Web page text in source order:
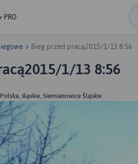
PRO
Bieg przed pracą2015/1/13 8:56
1/13 8:56
Polska, śląskie, Siemianowice Śląskie